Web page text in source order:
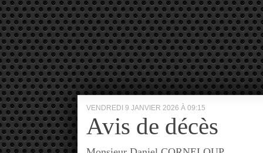
VENDREDI 9 JANVIER 2026 À 09:15
Avis de décès